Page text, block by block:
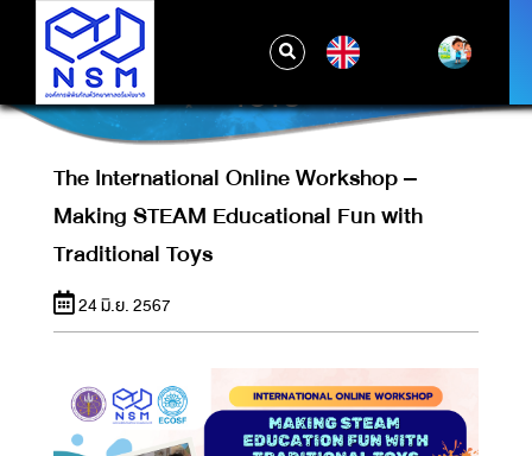
THE INTERNATIONAL ONLINE
WORKSHOP – MAKING STEAM
EDUCATIONAL FUN WITH TRADITIONAL
TOYS
The International Online Workshop –
Making STEAM Educational Fun with
Traditional Toys
24 มิ.ย. 2567